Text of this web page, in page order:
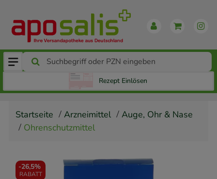
Rezept Einlösen
Startseite Arzneimittel
Auge, Ohr & Nase
Ohrenschutzmittel
-26,5%
RABATT